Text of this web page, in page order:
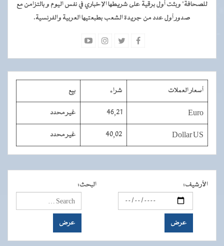
للصحافة" وبثت أول برقية على شريطها الإخباري في نفس اليوم و بالتزامن مع
صدور أول عدد من جريدة الشعب بطبعتيها العربية والفرنسية.
أسعار العملات شراء بيع
Euro
46,21 غير محدد
Dollar US
40,02 غير محدد
الأرشيف: البحث: